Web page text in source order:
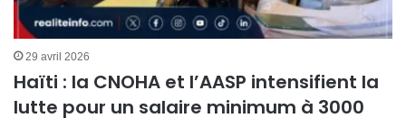
29 avril 2026
Haïti : la CNOHA et l’AASP intensifient la
lutte pour un salaire minimum à 3000